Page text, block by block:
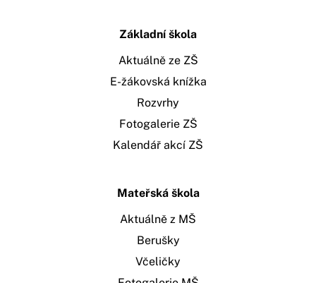
Základní škola
Aktuálně ze ZŠ
E-žákovská knížka
Rozvrhy
Fotogalerie ZŠ
Kalendář akcí ZŠ
Mateřská škola
Aktuálně z MŠ
Berušky
Včeličky